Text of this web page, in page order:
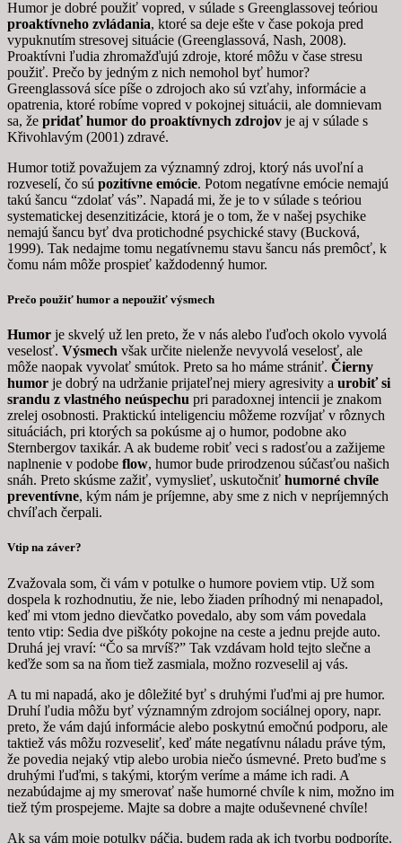
Humor je dobré použiť vopred, v súlade s Greenglassovej teóriou
proaktívneho zvládania, ktoré sa deje ešte v čase pokoja pred
vypuknutím stresovej situácie (Greenglassová, Nash, 2008).
Proaktívni ľudia zhromažďujú zdroje, ktoré môžu v čase stresu
použiť. Prečo by jedným z nich nemohol byť humor?
Greenglassová síce píše o zdrojoch ako sú vzťahy, informácie a
opatrenia, ktoré robíme vopred v pokojnej situácii, ale domnievam
sa, že pridať humor do proaktívnych zdrojov je aj v súlade s
Křivohlavým (2001) zdravé.
Humor totiž považujem za významný zdroj, ktorý nás uvoľní a
rozveselí, čo sú pozitívne emócie. Potom negatívne emócie nemajú
takú šancu “zdolať vás”. Napadá mi, že je to v súlade s teóriou
systematickej desenzitizácie, ktorá je o tom, že v našej psychike
nemajú šancu byť dva protichodné psychické stavy (Bucková,
1999). Tak nedajme tomu negatívnemu stavu šancu nás premôcť, k
čomu nám môže prospieť každodenný humor.
Prečo použiť humor a nepoužiť výsmech
Humor je skvelý už len preto, že v nás alebo ľuďoch okolo vyvolá
veselosť. Výsmech však určite nielenže nevyvolá veselosť, ale
môže naopak vyvolať smútok. Preto sa ho máme strániť. Čierny
humor je dobrý na udržanie prijateľnej miery agresivity a urobiť si
srandu z vlastného neúspechu pri paradoxnej intencii je znakom
zrelej osobnosti. Praktickú inteligenciu môžeme rozvíjať v rôznych
situáciách, pri ktorých sa pokúsme aj o humor, podobne ako
Sternbergov taxikár. A ak budeme robiť veci s radosťou a zažijeme
naplnenie v podobe flow, humor bude prirodzenou súčasťou našich
snáh. Preto skúsme zažiť, vymyslieť, uskutočniť humorné chvíle
preventívne, kým nám je príjemne, aby sme z nich v nepríjemných
chvíľach čerpali.
Vtip na záver?
Zvažovala som, či vám v potulke o humore poviem vtip. Už som
dospela k rozhodnutiu, že nie, lebo žiaden príhodný mi nenapadol,
keď mi vtom jedno dievčatko povedalo, aby som vám povedala
tento vtip: Sedia dve piškóty pokojne na ceste a jednu prejde auto.
Druhá jej vraví: “Čo sa mrvíš?” Tak vzdávam hold tejto slečne a
keďže som sa na ňom tiež zasmiala, možno rozveselil aj vás.
A tu mi napadá, ako je dôležité byť s druhými ľuďmi aj pre humor.
Druhí ľudia môžu byť významným zdrojom sociálnej opory, napr.
preto, že vám dajú informácie alebo poskytnú emočnú podporu, ale
taktiež vás môžu rozveseliť, keď máte negatívnu náladu práve tým,
že povedia nejaký vtip alebo urobia niečo úsmevné. Preto buďme s
druhými ľuďmi, s takými, ktorým veríme a máme ich radi. A
nezabúdajme aj my smerovať naše humorné chvíle k nim, možno im
tiež tým prospejeme. Majte sa dobre a majte oduševnené chvíle!
Ak sa vám moje potulky páčia, budem rada ak ich tvorbu podporíte.